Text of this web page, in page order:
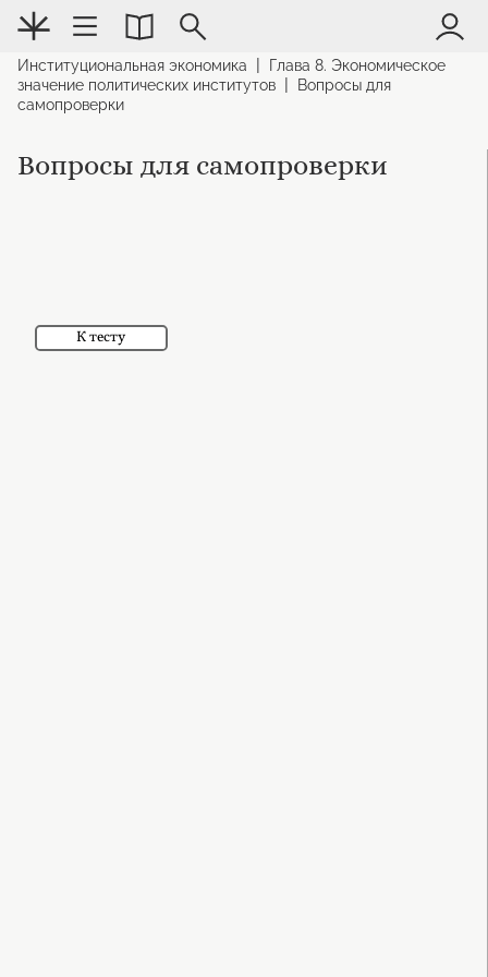
Институциональная экономика
Глава 8. Экономическое
значение политических институтов
Вопросы для
самопроверки
Вопросы для самопроверки
К тесту